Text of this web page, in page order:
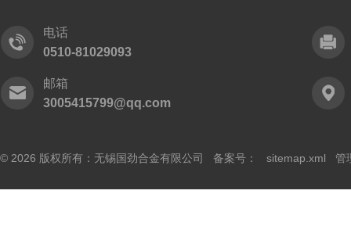
电话
0510-81029093
邮箱
3005415799@qq.com
© 2026 版权所有：无锡国劲合金有限公司 备案号： sitemap.xml 管